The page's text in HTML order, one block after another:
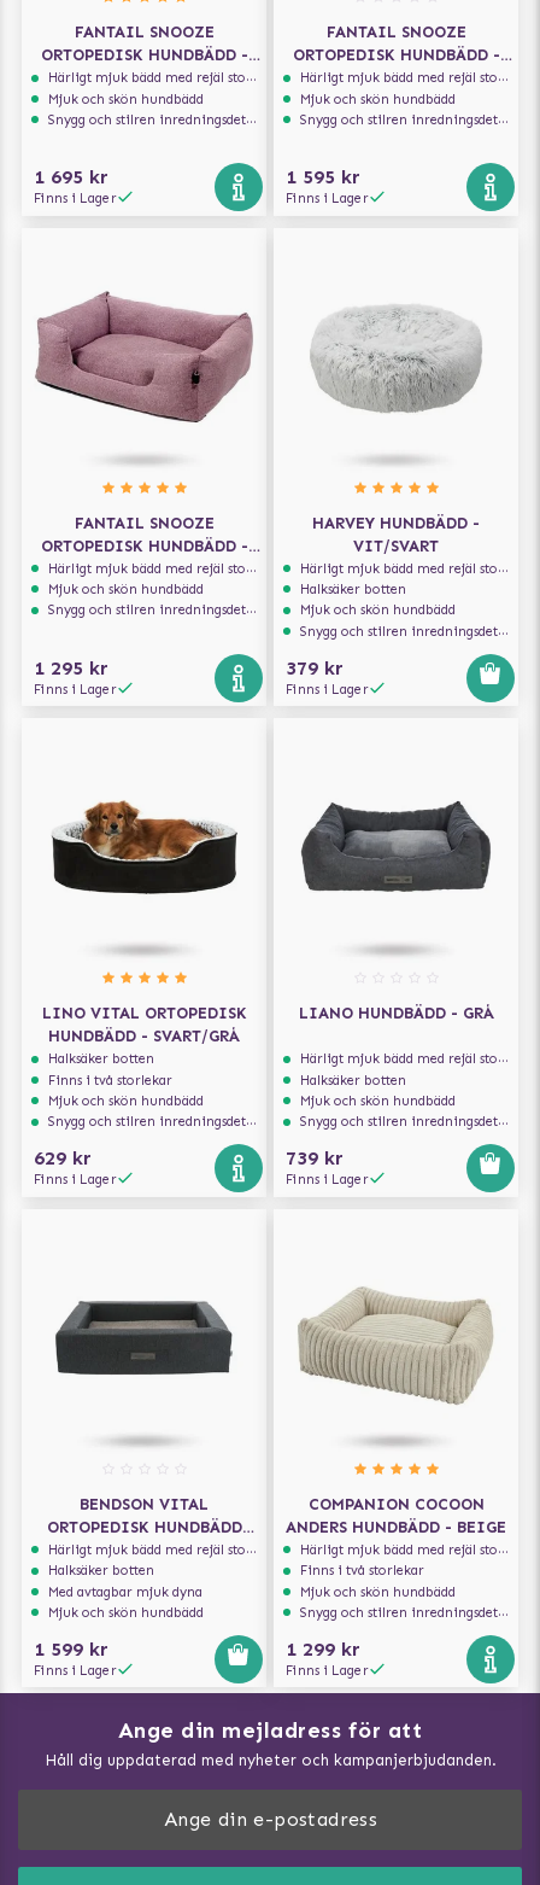
FANTAIL SNOOZE
ORTOPEDISK HUNDBÄDD -
NUT GREY
Härligt mjuk bädd med rejäl stoppning som håller formen
Mjuk och skön hundbädd
Snygg och stilren inredningsdetalj
1 695 kr
Finns i Lager
FANTAIL SNOOZE
ORTOPEDISK HUNDBÄDD -
EPIC GREY
Härligt mjuk bädd med rejäl stoppning som håller formen
Mjuk och skön hundbädd
Snygg och stilren inredningsdetalj
1 595 kr
Finns i Lager
FANTAIL SNOOZE
ORTOPEDISK HUNDBÄDD -
ICONIC PINK
Härligt mjuk bädd med rejäl stoppning som håller formen
Mjuk och skön hundbädd
Snygg och stilren inredningsdetalj
1 295 kr
Finns i Lager
HARVEY HUNDBÄDD -
VIT/SVART
Härligt mjuk bädd med rejäl stoppning som håller formen
Halksäker botten
Mjuk och skön hundbädd
Snygg och stilren inredningsdetalj
379 kr
Finns i Lager
LINO VITAL ORTOPEDISK
HUNDBÄDD - SVART/GRÅ
Halksäker botten
Finns i två storlekar
Mjuk och skön hundbädd
Snygg och stilren inredningsdetalj
629 kr
Finns i Lager
LIANO HUNDBÄDD - GRÅ
Härligt mjuk bädd med rejäl stoppning som håller formen
Halksäker botten
Mjuk och skön hundbädd
Snygg och stilren inredningsdetalj
739 kr
Finns i Lager
BENDSON VITAL
ORTOPEDISK HUNDBÄDD
REKTANGULÄR 100×80 -
MÖRKGRÅ/LJUSGRÅ
Härligt mjuk bädd med rejäl stoppning som håller formen
Halksäker botten
Med avtagbar mjuk dyna
Mjuk och skön hundbädd
1 599 kr
Finns i Lager
COMPANION COCOON
ANDERS HUNDBÄDD - BEIGE
Härligt mjuk bädd med rejäl stoppning som håller formen
Finns i två storlekar
Mjuk och skön hundbädd
Snygg och stilren inredningsdetalj
1 299 kr
Finns i Lager
Ange din mejladress för att
Håll dig uppdaterad med nyheter och kampanjerbjudanden.
DogArtist.se drivs av:
Vad kan hundar äta?
Träna Nose Work hemma